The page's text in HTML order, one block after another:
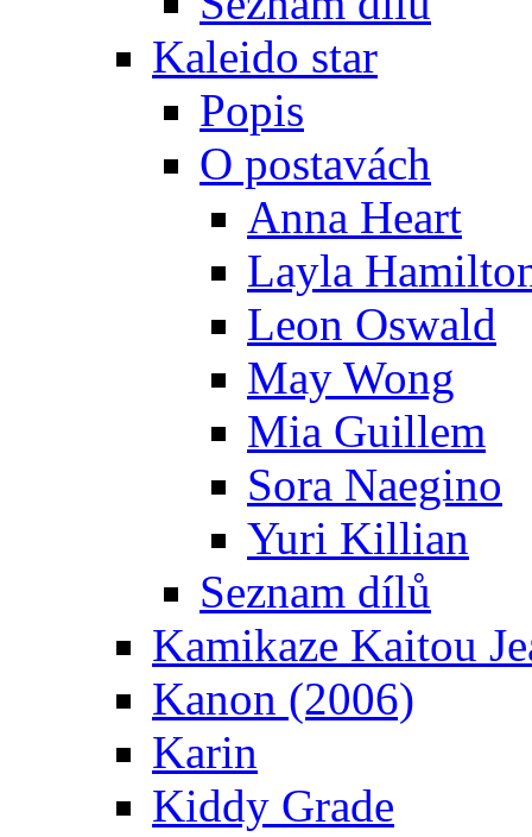
Kaleido star
Popis
O postavách
Anna Heart
Layla
Leon Oswald
May Wong
Mia Guillem
Sora Naegino
Yuri Killian
Seznam dílů
Kamikaze Kaitou
Kanon (2006)
Karin
Kiddy Grade